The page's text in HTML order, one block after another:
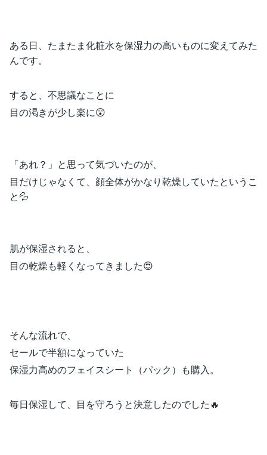
ある日、たまたま化粧水を保湿力の高いものに変えてみた
んです。
すると、不思議なことに
目の渇きが少し楽に😲
「あれ？」と思って気づいたのが、
目だけじゃなくて、顔全体がかなり乾燥していたというこ
と💦
肌が保湿されると、
目の乾燥も軽くなってきました😍
そんな流れで、
セールで半額になっていた
保湿力高めのフェイスシート（パック）も購入。
毎日保湿して、目を守ろうと決意したのでした🔥